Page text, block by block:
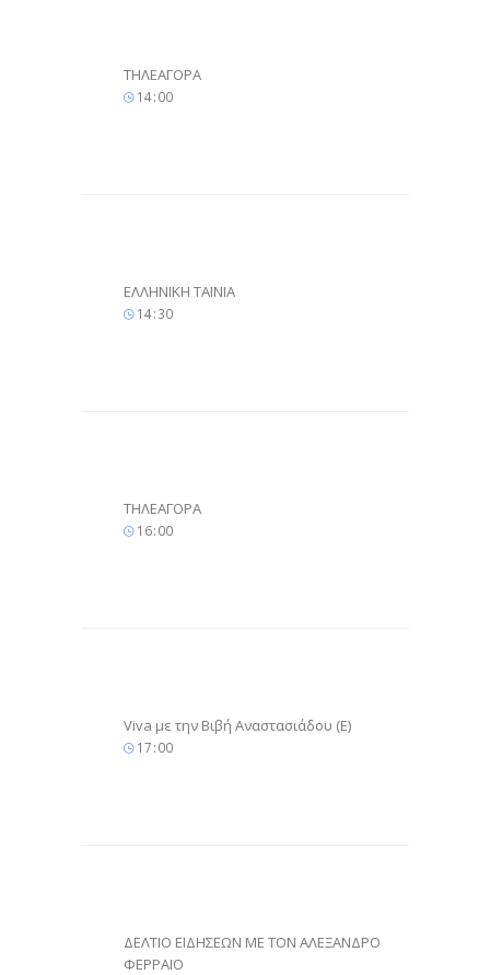
ΤΗΛΕΑΓΟΡΑ
14:00
ΕΛΛΗΝΙΚΗ ΤΑΙΝΙΑ
14:30
ΤΗΛΕΑΓΟΡΑ
16:00
Viva με την Βιβή Αναστασιάδου (Ε)
17:00
ΔΕΛΤΙΟ ΕΙΔΗΣΕΩΝ ΜΕ ΤΟΝ ΑΛΕΞΑΝΔΡΟ
ΦΕΡΡΑΙΟ